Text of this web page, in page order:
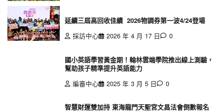
延續三屆高回收佳績 2026物調券第一波4/24登場
採訪中心
2026 年 4 月 17 日 0
國小英語學習黃金期！翰林雲端學院推出線上測驗，
幫助孩子精準提升英語能力
編審中心
2025 年 3 月 5 日 0
智慧財運雙加持 東海龍門天聖宮文昌法會倒數報名